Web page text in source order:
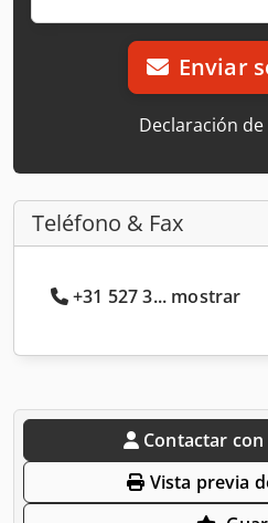
Enviar
Declaración
Teléfono & Fax
+31 527 3... mostrar
Contactar
Vista previa